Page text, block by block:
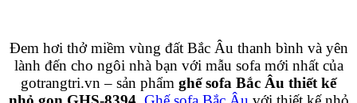
Đem hơi thở miềm vùng đất Bắc Âu thanh bình và yên
lành đến cho ngôi nhà bạn với mẫu sofa mới nhất của
gotrangtri.vn – sản phẩm ghế sofa Bắc Âu thiết kế